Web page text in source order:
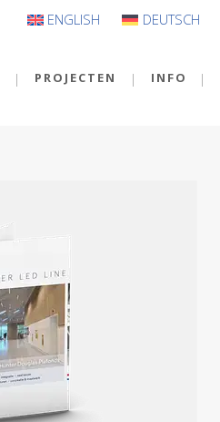
ENGLISH DEUTSCH
PROJECTEN INFO